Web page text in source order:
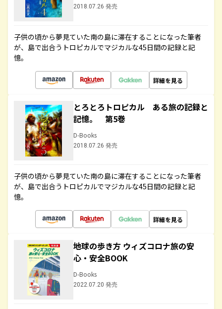
2018.07.26 発売
子供の頃から夢見ていた南の島に滞在することになった筆者
が、島で出合うトロピカルでマジカルな45日間の記録と記
憶。
詳細を見る
とろとろトロピカル ある旅の記録と
記憶。 第5巻
D-Books
2018.07.26 発売
子供の頃から夢見ていた南の島に滞在することになった筆者
が、島で出合うトロピカルでマジカルな45日間の記録と記
憶。
詳細を見る
地球の歩き方 ウィズコロナ旅の安
心・安全BOOK
D-Books
2022.07.20 発売